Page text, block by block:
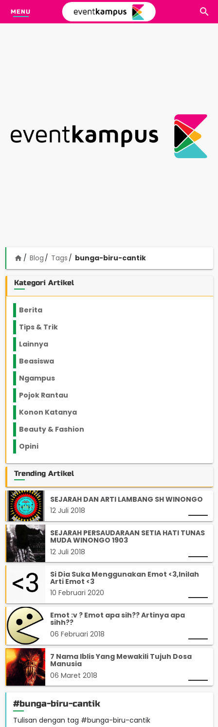
MENU
home Blog Tags bunga-biru-cantik
Kategori Artikel
Berita
Tips & Trik
Lainnya
Beasiswa
Ngampus
Pojok Rantau
Konon Katanya
Beauty & Fashion
Opini
Trending Artikel
SEJARAH DAN ARTI LAMBANG SH WINONGO
12 Juli 2018
SEJARAH PERSAUDARAAN SETIA HATI TUNAS
MUDA WINONGO 1903
12 Juli 2018
Si Dia Suka Menggunakan Emot <3,Inilah
Arti Emot <3
10 Februari 2020
Emot :v ? Emot apa sih?? Artinya apa
sihh??
06 Februari 2018
7 Nama Iblis Yang Mewakili Tujuh Dosa
Manusia
06 Maret 2018
#bunga-biru-cantik
Tulisan dengan tag #bunga-biru-cantik